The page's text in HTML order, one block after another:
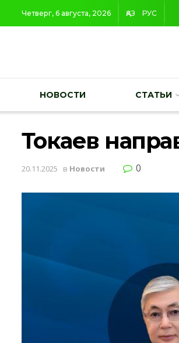
Четверг, 6 августа, 2026 ҚАЗ РУС
НОВОСТИ СТАТЬИ
Токаев
20.11.2025 в Новости 0